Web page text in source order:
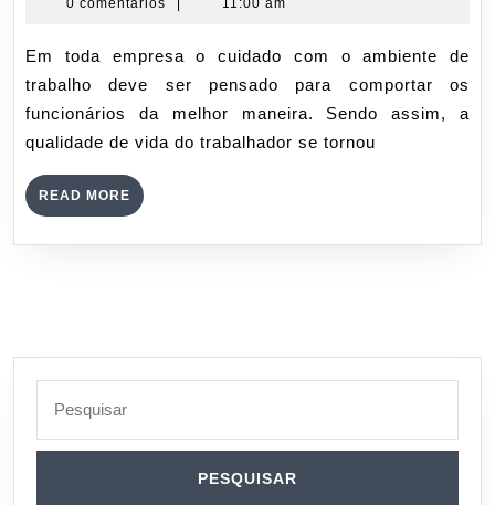
afetar
saúde
da
equipe
Em toda empresa o cuidado com o ambiente de
trabalho deve ser pensado para comportar os
funcionários da melhor maneira. Sendo assim, a
qualidade de vida do trabalhador se tornou
READ MORE READ
MORE
for: